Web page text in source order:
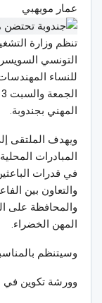
عمار مويهبي
تنظم وزارة
التونسي
للنساء
المهني بجندوبة.
ويهدف الملتقى
المبادرات
في قدرات
والتعاون بين
والمحافظة على
المهن الخضراء.
وسيتنظم
وورشة تكوين في